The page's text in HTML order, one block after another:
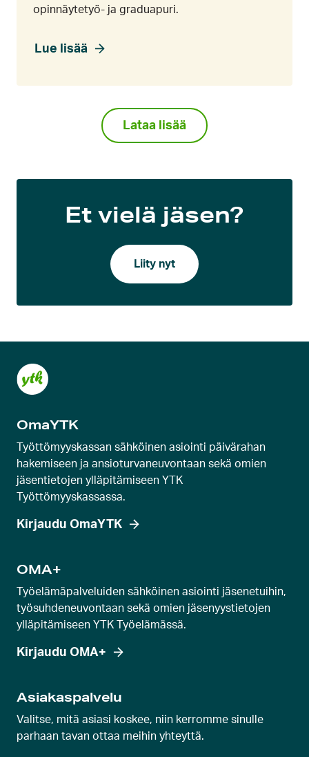
opinnäytetyö- ja graduapuri.
Lue lisää
Lataa lisää
Et vielä jäsen?
Liity nyt
OmaYTK
Työttömyyskassan sähköinen asiointi päivärahan
hakemiseen ja ansioturvaneuvontaan sekä omien
jäsentietojen ylläpitämiseen YTK
Työttömyyskassassa.
Kirjaudu OmaYTK
OMA+
Työelämäpalveluiden sähköinen asiointi jäsenetuihin,
työsuhdeneuvontaan sekä omien jäsenyystietojen
ylläpitämiseen YTK Työelämässä.
Kirjaudu OMA+
Asiakaspalvelu
Valitse, mitä asiasi koskee, niin kerromme sinulle
parhaan tavan ottaa meihin yhteyttä.